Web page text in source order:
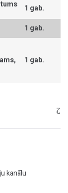
1 gab.
1 gab.
1 gab.
kanālu